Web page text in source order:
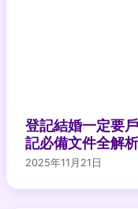
登記結婚一定要
記必備文件全解析
2025年11月21日